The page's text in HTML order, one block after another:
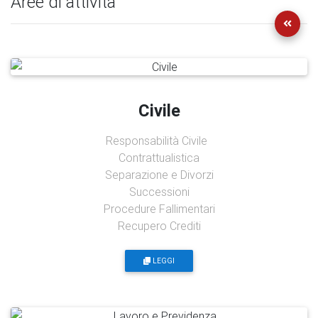
Civile
Responsabilità Civile
Contrattualistica
Separazione e Divorzi
Successioni
Procedure Fallimentari
Recupero Crediti
LEGGI